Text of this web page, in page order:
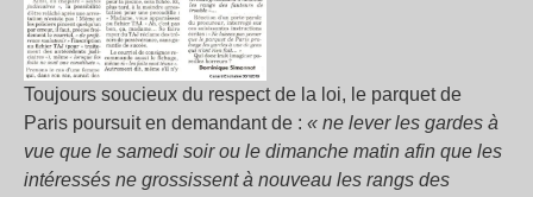
Toujours soucieux du respect de la loi, le parquet de
Paris poursuit en demandant de : « ne lever les gardes à
vue que le samedi soir ou le dimanche matin afin que les
intéressés ne grossissent à nouveau les rangs des